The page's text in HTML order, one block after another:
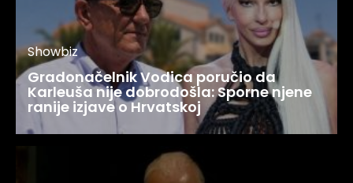
Showbiz
Gradonačelnik Vodica poručio da
Karleuša nije dobrodošla: Sporne njene
ranije izjave o Hrvatskoj